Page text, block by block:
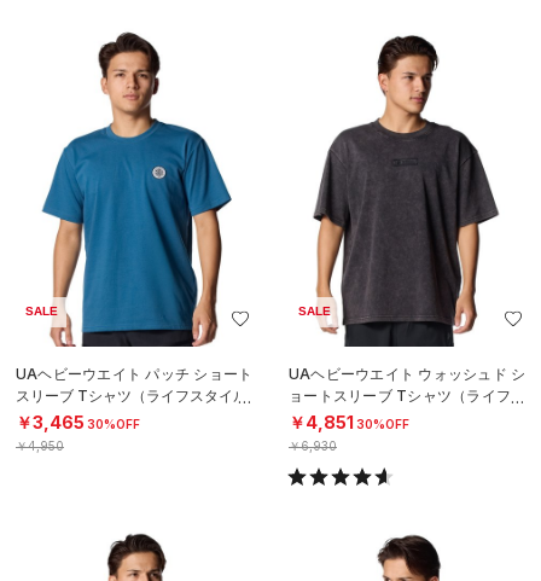
SALE
UAヘビーウエイト パッチ ショート
スリーブ Tシャツ（ライフスタイル/
MEN）
￥3,465 30%OFF
￥4,950
SALE
UAヘビーウエイト ウォッシュド シ
ョートスリーブ Tシャツ（ライフス
タイル/MEN）
￥4,851 30%OFF
￥6,930